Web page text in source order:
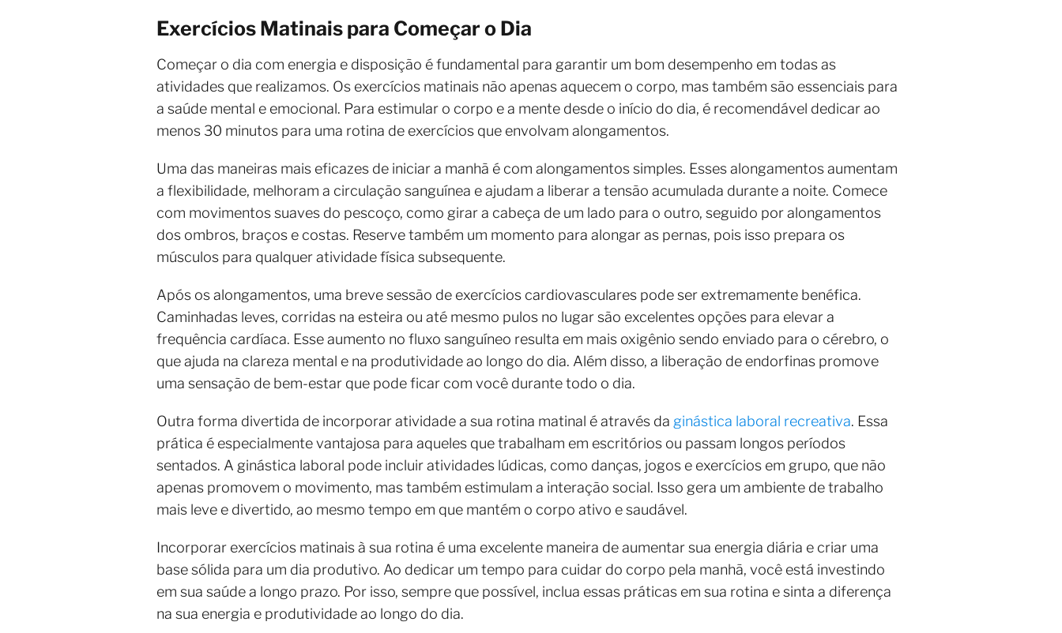
Exercícios Matinais para Começar o Dia
Começar o dia com energia e disposição é fundamental para garantir um bom desempenho em todas as
atividades que realizamos. Os exercícios matinais não apenas aquecem o corpo, mas também são essenciais para
a saúde mental e emocional. Para estimular o corpo e a mente desde o início do dia, é recomendável dedicar ao
menos 30 minutos para uma rotina de exercícios que envolvam alongamentos.
Uma das maneiras mais eficazes de iniciar a manhã é com alongamentos simples. Esses alongamentos aumentam
a flexibilidade, melhoram a circulação sanguínea e ajudam a liberar a tensão acumulada durante a noite. Comece
com movimentos suaves do pescoço, como girar a cabeça de um lado para o outro, seguido por alongamentos
dos ombros, braços e costas. Reserve também um momento para alongar as pernas, pois isso prepara os
músculos para qualquer atividade física subsequente.
Após os alongamentos, uma breve sessão de exercícios cardiovasculares pode ser extremamente benéfica.
Caminhadas leves, corridas na esteira ou até mesmo pulos no lugar são excelentes opções para elevar a
frequência cardíaca. Esse aumento no fluxo sanguíneo resulta em mais oxigênio sendo enviado para o cérebro, o
que ajuda na clareza mental e na produtividade ao longo do dia. Além disso, a liberação de endorfinas promove
uma sensação de bem-estar que pode ficar com você durante todo o dia.
Outra forma divertida de incorporar atividade a sua rotina matinal é através da ginástica laboral recreativa. Essa
prática é especialmente vantajosa para aqueles que trabalham em escritórios ou passam longos períodos
sentados. A ginástica laboral pode incluir atividades lúdicas, como danças, jogos e exercícios em grupo, que não
apenas promovem o movimento, mas também estimulam a interação social. Isso gera um ambiente de trabalho
mais leve e divertido, ao mesmo tempo em que mantém o corpo ativo e saudável.
Incorporar exercícios matinais à sua rotina é uma excelente maneira de aumentar sua energia diária e criar uma
base sólida para um dia produtivo. Ao dedicar um tempo para cuidar do corpo pela manhã, você está investindo
em sua saúde a longo prazo. Por isso, sempre que possível, inclua essas práticas em sua rotina e sinta a diferença
na sua energia e produtividade ao longo do dia.